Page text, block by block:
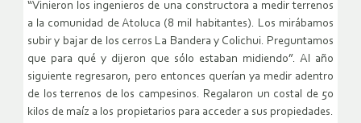
“Vinieron los ingenieros de una constructora a medir terrenos
a la comunidad de Atoluca (8 mil habitantes). Los mirábamos
subir y bajar de los cerros La Bandera y Colichui. Preguntamos
que para qué y dijeron que sólo estaban midiendo”. Al año
siguiente regresaron, pero entonces querían ya medir adentro
de los terrenos de los campesinos. Regalaron un costal de 50
kilos de maíz a los propietarios para acceder a sus propiedades.